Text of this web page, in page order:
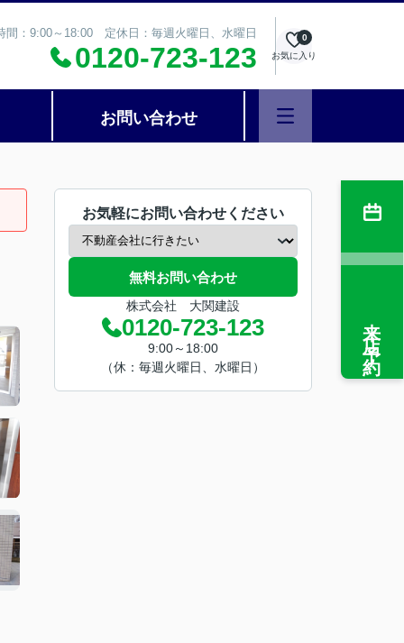
間：9:00～18:00 定休日：毎週火曜日、水曜日
0120-723-123 お気に入り
0
お問い合わせ
お気軽にお問い合わせください
無料お問い合わせ
株式会社 大関建設
0120-723-123
9:00～18:00
（休：毎週火曜日、水曜日）
来店予約